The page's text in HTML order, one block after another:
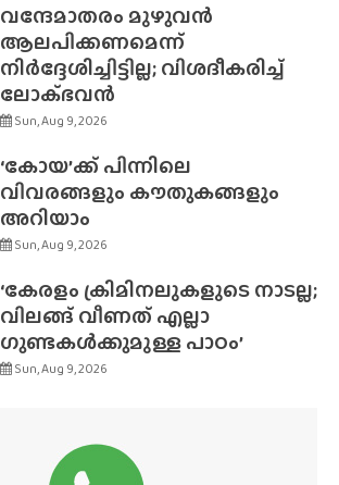
വന്ദേമാതരം മുഴുവൻ
ആലപിക്കണമെന്ന്
നിർദ്ദേശിച്ചിട്ടില്ല; വിശദീകരിച്ച്
ലോക്‌ഭവൻ
Sun, Aug 9, 2026
‘കോയ’ക്ക് പിന്നിലെ
വിവരങ്ങളും കൗതുകങ്ങളും
അറിയാം
Sun, Aug 9, 2026
‘കേരളം ക്രിമിനലുകളുടെ നാടല്ല;
വിലങ്ങ് വീണത് എല്ലാ
ഗുണ്ടകൾക്കുമുള്ള പാഠം’
Sun, Aug 9, 2026